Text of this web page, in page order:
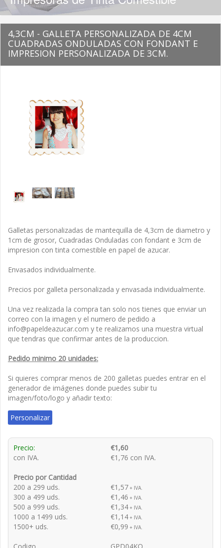
4,3CM - GALLETA PERSONALIZADA DE 4CM
CUADRADAS ONDULADAS CON FONDANT E
IMPRESION PERSONALIZADA DE 3CM.
Galletas personalizadas de mantequilla de 4,3cm de diametro y
1cm de grosor, Cuadradas Onduladas con fondant e 3cm de
impresion con tinta comestible en papel de azucar.
Envasados individualmente.
Precios por galleta personalizada y envasada individualmente.
Una vez realizada la compra tan solo nos tienes que enviar un
correo con la imagen y el numero de pedido a
info@papeldeazucar.com y te realizamos una muestra virtual
que tendras que confirmar antes de la produccion.
Pedido minimo 20 unidades:
Si quieres comprar menos de 200 galletas puedes entrar en el
generador de imágenes donde puedes subir tu
imagen/foto/logo y añadir texto:
Personalizar
Precio:
€1,60
con IVA.
€1,76 con IVA.
Precio por Cantidad
200 a 299 uds.
€1,57 + IVA.
300 a 499 uds. €1,46 + IVA.
500 a 999 uds. €1,34 + IVA.
1000 a 1499 uds. €1,14 + IVA.
1500+ uds. €0,99 + IVA.
Codigo
GPD04KO